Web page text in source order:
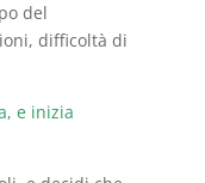
del
difficoltà di
e inizia